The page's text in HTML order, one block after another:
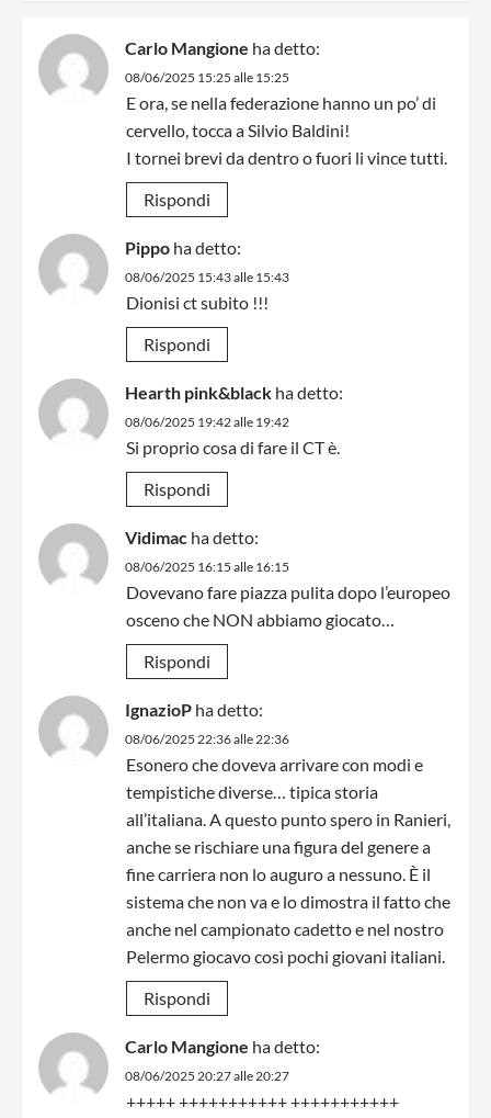
Carlo Mangione ha detto:
08/06/2025 15:25 alle 15:25
E ora, se nella federazione hanno un po’ di
cervello, tocca a Silvio Baldini!
I tornei brevi da dentro o fuori li vince tutti.
Rispondi
Pippo ha detto:
08/06/2025 15:43 alle 15:43
Dionisi ct subito !!!
Rispondi
Hearth pink&black ha detto:
08/06/2025 19:42 alle 19:42
Si proprio cosa di fare il CT è.
Rispondi
Vidimac ha detto:
08/06/2025 16:15 alle 16:15
Dovevano fare piazza pulita dopo l’europeo
osceno che NON abbiamo giocato…
Rispondi
IgnazioP ha detto:
08/06/2025 22:36 alle 22:36
Esonero che doveva arrivare con modi e
tempistiche diverse… tipica storia
all’italiana. A questo punto spero in Ranieri,
anche se rischiare una figura del genere a
fine carriera non lo auguro a nessuno. È il
sistema che non va e lo dimostra il fatto che
anche nel campionato cadetto e nel nostro
Pelermo giocavo così pochi giovani italiani.
Rispondi
Carlo Mangione ha detto:
08/06/2025 20:27 alle 20:27
+++++ +++++++++++ +++++++++++